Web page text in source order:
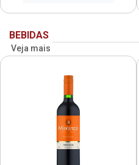
BEBIDAS
Veja mais